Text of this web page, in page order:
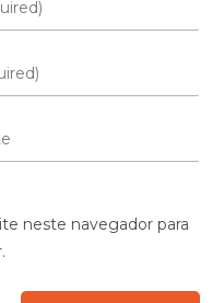
neste navegador para